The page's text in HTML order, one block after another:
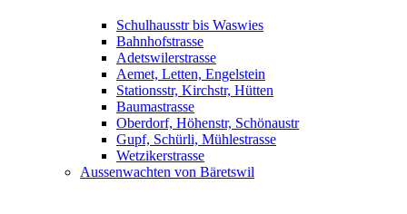
Schulhausstr bis Waswies
Bahnhofstrasse
Adetswilerstrasse
Aemet, Letten, Engelstein
Stationsstr, Kirchstr, Hütten
Baumastrasse
Oberdorf, Höhenstr, Schönaustr
Gupf, Schürli, Mühlestrasse
Wetzikerstrasse
Aussenwachten von Bäretswil